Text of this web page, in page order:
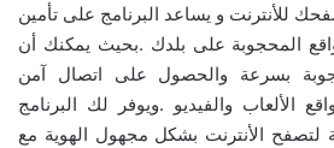
للأنترنت و يساعد البرنامج على تأمين
المحجوبة على بلدك .بحيث يمكنك أن
بسرعة والحصول على اتصال آمن
الألعاب والفيديو .ويوفر لك البرنامج
الأنترنت بشكل مجهول الهوية مع